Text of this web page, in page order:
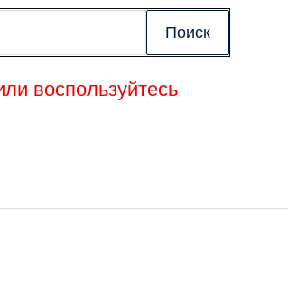
Поиск
воспользуйтесь